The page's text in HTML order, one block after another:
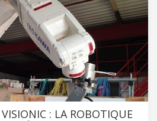
: LA ROBOTIQUE